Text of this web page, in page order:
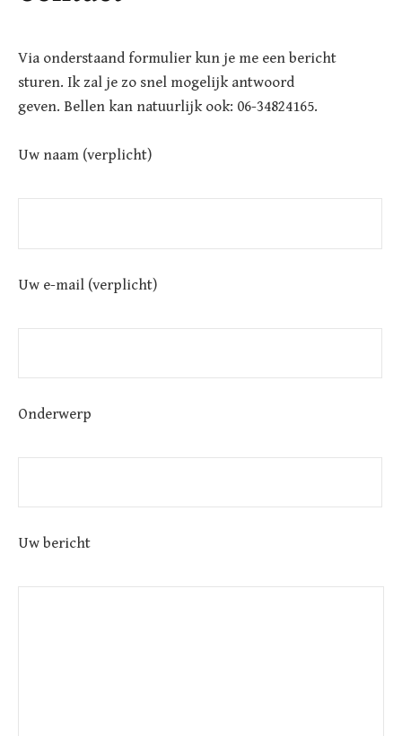
Via onderstaand formulier kun je me een bericht
sturen. Ik zal je zo snel mogelijk antwoord
geven. Bellen kan natuurlijk ook: 06-34824165.
Uw naam (verplicht)
Uw e-mail (verplicht)
Onderwerp
Uw bericht